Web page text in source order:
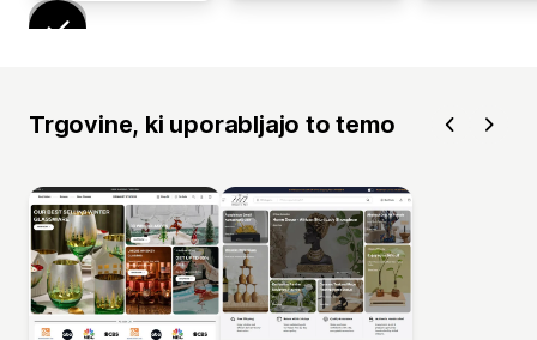
Trgovine, ki uporabljajo to temo